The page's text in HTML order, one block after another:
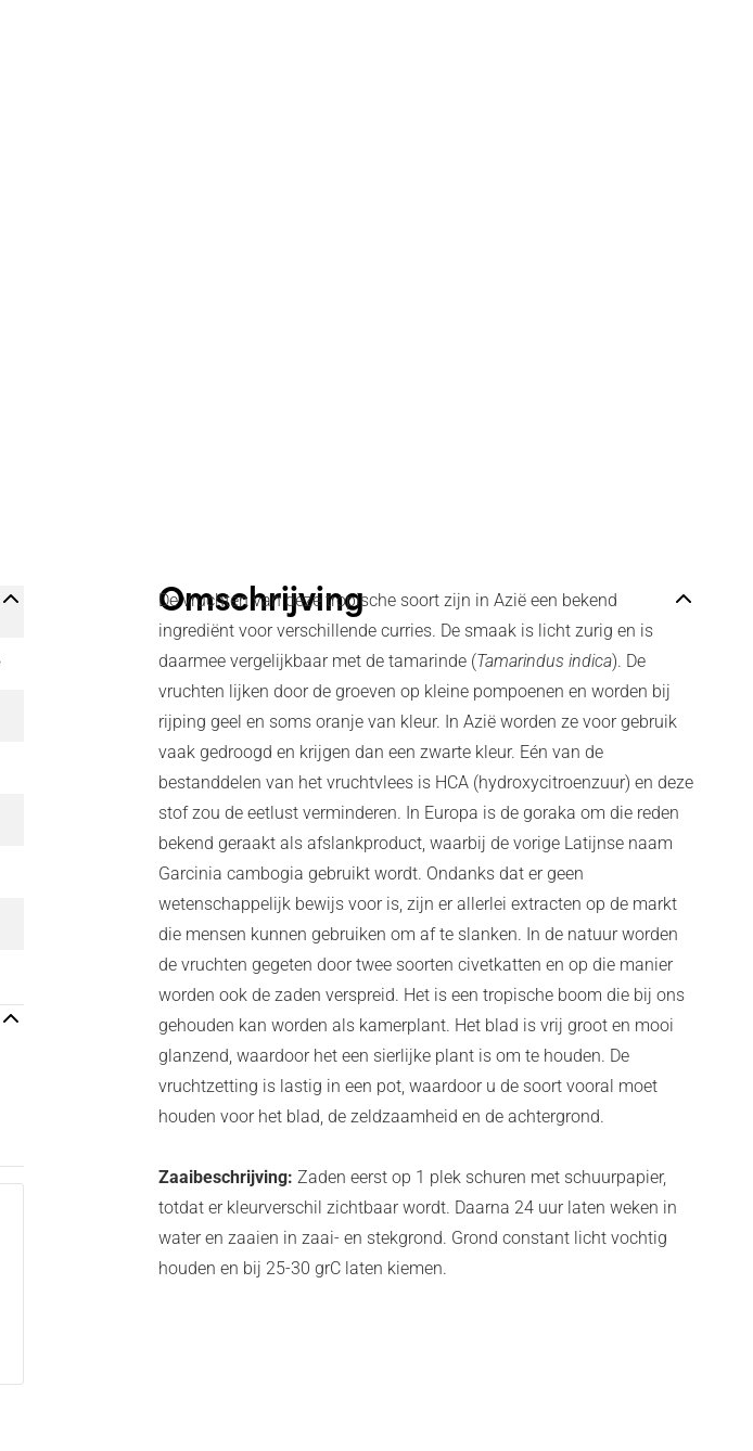
Omschrijving
De vruchten van deze tropische soort zijn in Azië een bekend
ingrediënt voor verschillende curries. De smaak is licht zurig en is
daarmee vergelijkbaar met de tamarinde (Tamarindus indica). De
vruchten lijken door de groeven op kleine pompoenen en worden bij
rijping geel en soms oranje van kleur. In Azië worden ze voor gebruik
vaak gedroogd en krijgen dan een zwarte kleur. Eén van de
bestanddelen van het vruchtvlees is HCA (hydroxycitroenzuur) en deze
stof zou de eetlust verminderen. In Europa is de goraka om die reden
bekend geraakt als afslankproduct, waarbij de vorige Latijnse naam
Garcinia cambogia gebruikt wordt. Ondanks dat er geen
wetenschappelijk bewijs voor is, zijn er allerlei extracten op de markt
die mensen kunnen gebruiken om af te slanken. In de natuur worden
de vruchten gegeten door twee soorten civetkatten en op die manier
worden ook de zaden verspreid. Het is een tropische boom die bij ons
gehouden kan worden als kamerplant. Het blad is vrij groot en mooi
glanzend, waardoor het een sierlijke plant is om te houden. De
vruchtzetting is lastig in een pot, waardoor u de soort vooral moet
houden voor het blad, de zeldzaamheid en de achtergrond.
Zaaibeschrijving: Zaden eerst op 1 plek schuren met schuurpapier,
totdat er kleurverschil zichtbaar wordt. Daarna 24 uur laten weken in
water en zaaien in zaai- en stekgrond. Grond constant licht vochtig
houden en bij 25-30 grC laten kiemen.